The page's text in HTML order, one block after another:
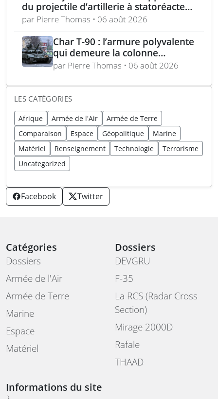
du projectile d’artillerie à statoréacteur
150 km de Tiberius
par Pierre Thomas • 06 août 2026
Char T-90 : l’armure polyvalente
qui demeure la colonne
vertébrale blindée russe
expliquée
par Pierre Thomas • 06 août 2026
LES CATÉGORIES
Afrique Armée de l'Air
Armée de Terre
Comparaison
Espace Géopolitique
Marine
Matériel
Renseignement Technologie
Terrorisme
Uncategorized
Facebook Twitter
Catégories
Dossiers
Armée de l'Air
Armée de Terre
Marine
Espace
Matériel
Dossiers
DEVGRU
F-35
La RCS (Radar Cross
Section)
Mirage 2000D
Rafale
THAAD
Informations du site